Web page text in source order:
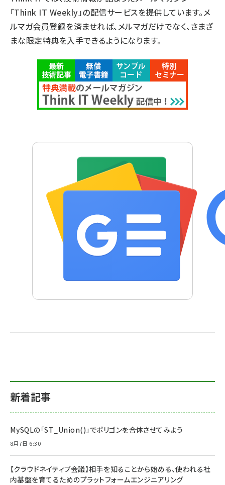
「Think IT Weekly」の配信サービスを提供しています。メ
ルマガ会員登録を済ませれば、メルマガだけでなく、さまざ
まな限定特典を入手できるようになります。
新着記事
MySQLの「ST_Union()」でポリゴンを合体させてみよう
8月7日 6:30
【クラウドネイティブ会議】相手を知ることから始める、使われる社
内基盤を育てるためのプラットフォームエンジニアリング